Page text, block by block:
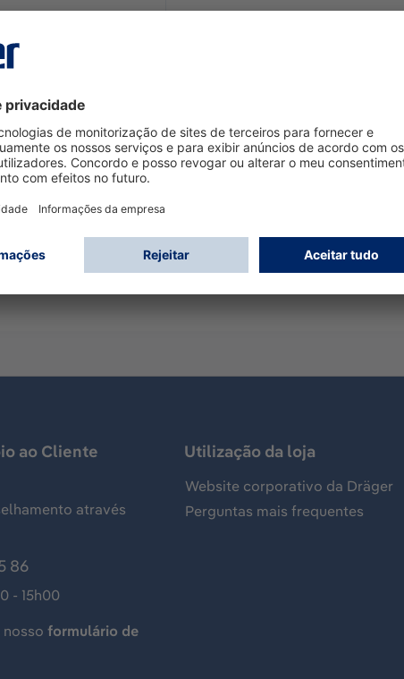
ao Cliente
através
86
- 15h00
formulário de
Utilização da loja
Website corporativo da Dräger
Perguntas mais frequentes